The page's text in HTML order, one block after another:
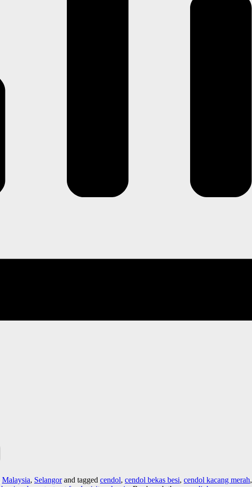
Malaysia, Selangorand tagged cendol, cendol bekas besi, cendol kacang merah,